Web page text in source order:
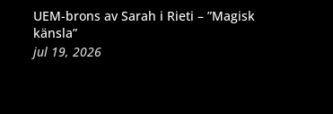
UEM-brons av Sarah i Rieti – ”Magisk
känsla”
jul 19, 2026